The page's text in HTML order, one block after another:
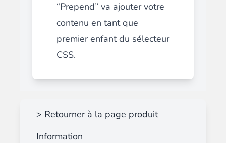
“Prepend” va ajouter votre
contenu en tant que
premier enfant du sélecteur
CSS.
> Retourner à la page produit
Information